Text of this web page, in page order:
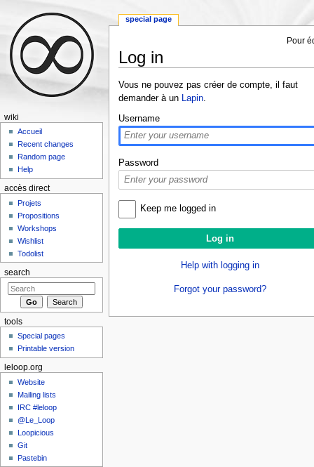
Pour
Log in
Vous ne pouvez pas créer de compte, il faut
demander à un Lapin.
Username
Password
Keep me logged in
Help with logging in
Forgot your password?
special page
wiki
Accueil
Recent changes
Random page
Help
accès direct
Projets
Propositions
Workshops
Wishlist
Todolist
search
tools
Special pages
Printable version
leloop.org
Website
Mailing lists
IRC #leloop
@Le_Loop
Loopicious
Git
Pastebin